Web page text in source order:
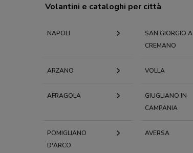
Volantini e cataloghi per città
NAPOLI
SAN GIORGIO A
CREMANO
ARZANO VOLLA
AFRAGOLA
GIUGLIANO IN
CAMPANIA
POMIGLIANO
D'ARCO
AVERSA